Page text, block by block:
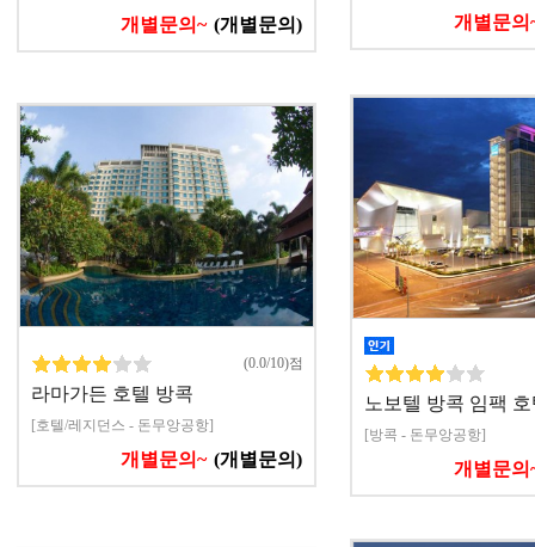
개별문의~ (개별문의) 개별문의
(0.0/10)점
라마가든 호텔 방콕
[호텔/레지던스 - 돈무앙공항]
개별문의~ (개별문의)
노보텔 방콕 임팩
[방콕 - 돈무앙공항]
개별문의